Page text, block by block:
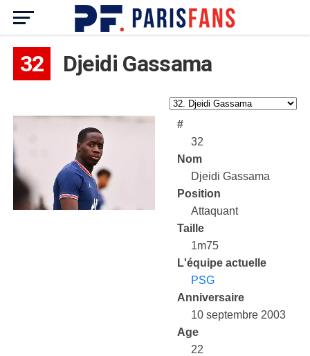
32 Djeidi Gassama
#
32
Nom
Djeidi Gassama
Position
Attaquant
Taille
1m75
L'équipe actuelle
PSG
Anniversaire
10 septembre 2003
Age
22